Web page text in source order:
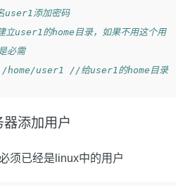
添加密码
的home目录，如果不用这个用
必需
user1 //给user1的home目录
添加用户
须已经是linux中的用户